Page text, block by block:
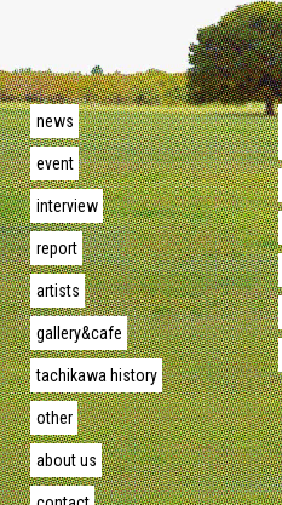
news
event
interview
report
artists
gallery&cafe
tachikawa history
other
about us